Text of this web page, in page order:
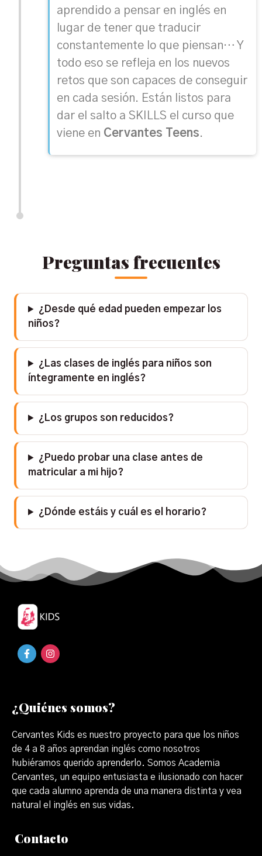
aprendido a pensar en inglés en
lugar de tener que traducir
constantemente lo que piensan… Y
todo eso se refleja en los nuevos
retos que son capaces de conseguir
en cada sesión. Están listos para
dar el salto a SKILLS el curso que
viene en Cervantes Teens.
Preguntas frecuentes
¿Desde qué edad pueden empezar los
niños?
¿Las clases de inglés para niños son
íntegramente en inglés?
¿Los grupos son reducidos?
¿Puedo probar una clase antes de
matricular a mi hijo?
¿Dónde estáis y cuál es el horario?
¿Quiénes somos?
Cervantes Kids es nuestro proyecto para que los niños
de 4 a 8 años aprendan inglés como nosotros
hubiéramos querido aprenderlo. Somos Academia
Cervantes, un equipo entusiasta e ilusionado con hacer
que cada alumno aprenda de una manera distinta y vea
natural el inglés en sus vidas.
Contacto